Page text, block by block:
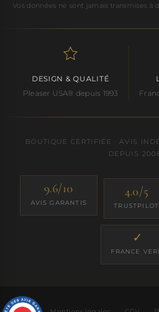
Vos données ne sont jamais transmises à
DESIGN & QUALITÉ
Pleaser USA® depuis 1993
BOUTIQUE CERTIFIÉE · AVIS
DEPUIS
9.6/10
AVIS GARANTIS
4.0/5
TRUSTPILOT
✓
FRANCE